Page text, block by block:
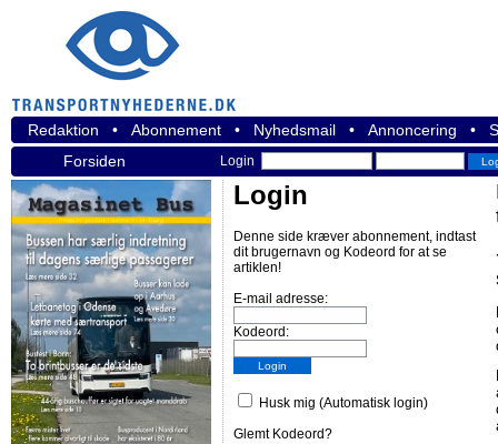
Redaktion • Abonnement • Nyhedsmail • Annoncering •
Forsiden
Login
Login
Denne side kræver abonnement, indtast
dit brugernavn og Kodeord for at se
artiklen!
E-mail adresse:
Kodeord:
Husk mig (Automatisk login)
Glemt Kodeord?